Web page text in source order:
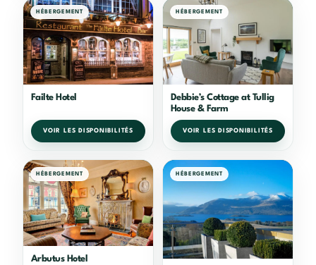
HÉBERGEMENT
Failte Hotel
VOIR LES DISPONIBILITÉS
HÉBERGEMENT
Debbie’s Cottage at Tullig
House & Farm
VOIR LES DISPONIBILITÉS
HÉBERGEMENT
Arbutus Hotel
HÉBERGEMENT